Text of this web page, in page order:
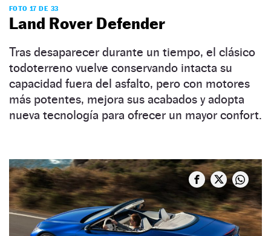
FOTO 17 DE 33
Land Rover Defender
Tras desaparecer durante un tiempo, el clásico
todoterreno vuelve conservando intacta su
capacidad fuera del asfalto, pero con motores
más potentes, mejora sus acabados y adopta
nueva tecnología para ofrecer un mayor confort.